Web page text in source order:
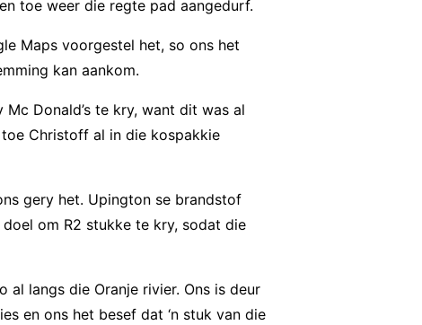
toe weer die regte pad aangedurf.
Maps voorgestel het, so ons het
kan aankom.
Donald’s te kry, want dit was al
Christoff al in die kospakkie
gery het. Upington se brandstof
om R2 stukke te kry, sodat die
langs die Oranje rivier. Ons is deur
en ons het besef dat ‘n stuk van die